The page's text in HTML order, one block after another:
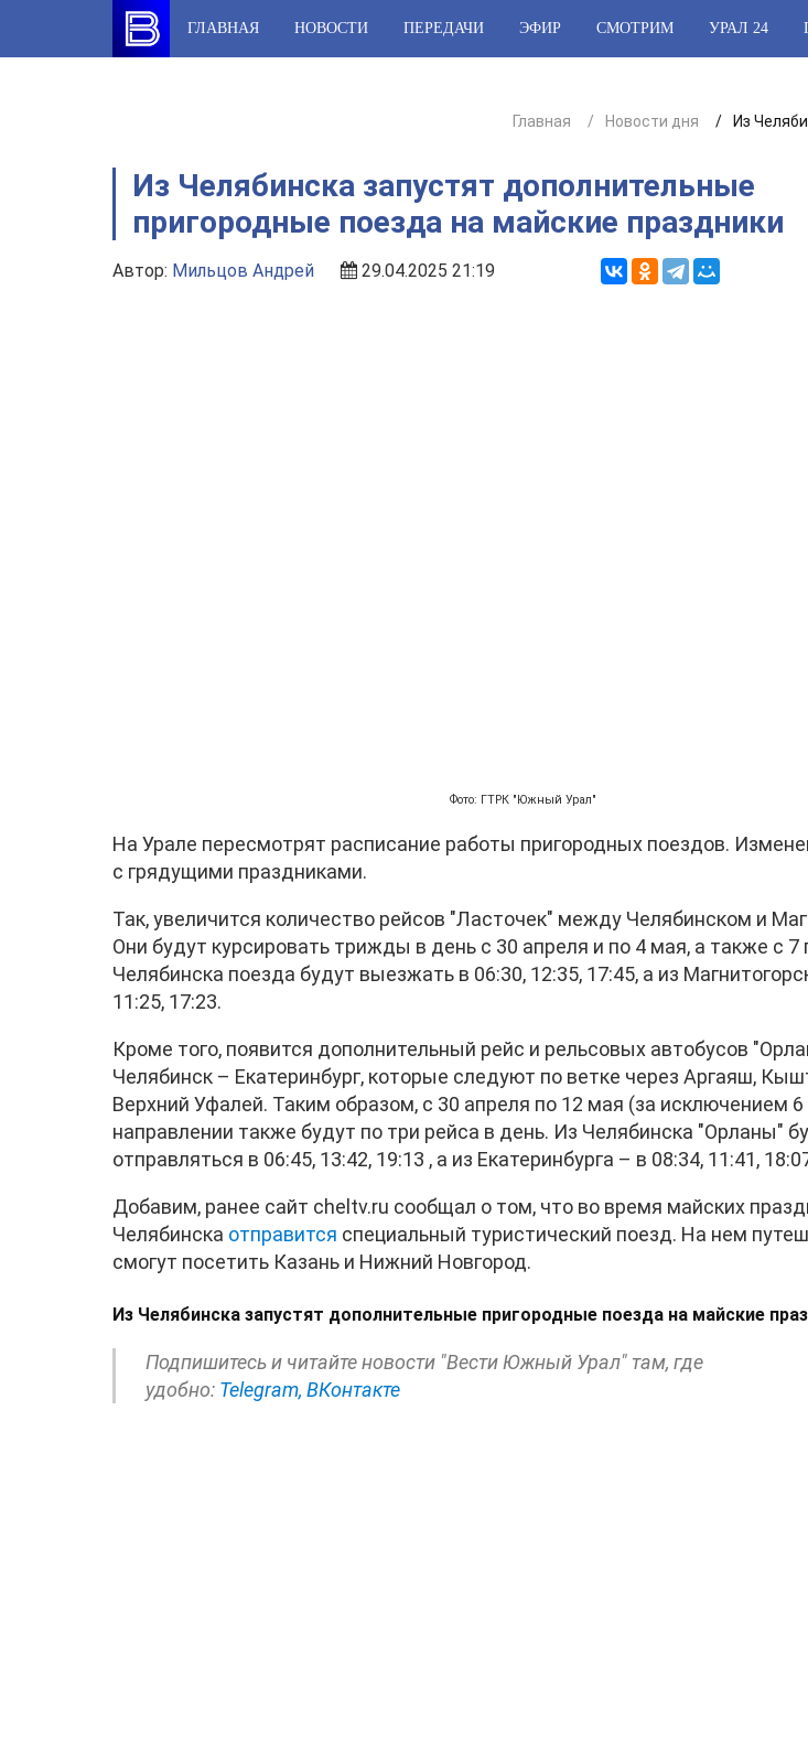
content
ГЛАВНАЯ НОВОСТИ ПЕРЕДАЧИ ЭФИР СМОТРИМ УРАЛ 24
Главная Новости дня Из
Из Челябинска запустят дополнительные
пригородные поезда на майские праздники
Автор: Мильцов Андрей 29.04.2025 21:19
Фото: ГТРК "Южный Урал"
На Урале пересмотрят расписание работы пригородных поездов.
с грядущими праздниками.
Так, увеличится количество рейсов "Ласточек" между Челябинском и
Они будут курсировать трижды в день с 30 апреля и по 4 мая, а также с 7
Челябинска поезда будут выезжать в 06:30, 12:35, 17:45, а из
11:25, 17:23.
Кроме того, появится дополнительный рейс и рельсовых автобусов
Челябинск – Екатеринбург, которые следуют по ветке через Аргаяш,
Верхний Уфалей. Таким образом, с 30 апреля по 12 мая (за исключением
направлении также будут по три рейса в день. Из Челябинска "Орланы"
отправляться в 06:45, 13:42, 19:13 , а из Екатеринбурга – в 08:34, 11:41,
Добавим, ранее сайт cheltv.ru сообщал о том, что во время майских
Челябинска отправится специальный туристический поезд. На нем
смогут посетить Казань и Нижний Новгород.
Из Челябинска запустят дополнительные пригородные поезда на майские
Подпишитесь и читайте новости "Вести Южный Урал" там, где
удобно: Telegram, ВКонтакте